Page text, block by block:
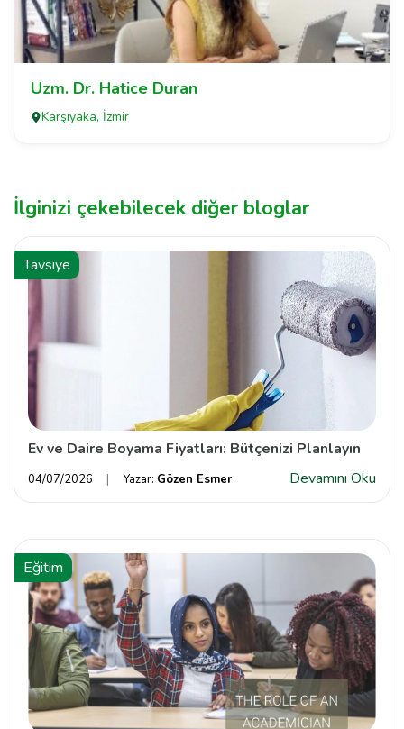
Uzm. Dr. Hatice Duran
Karşıyaka, İzmir
İlginizi çekebilecek diğer bloglar
Tavsiye
Ev ve Daire Boyama Fiyatları: Bütçenizi Planlayın
04/07/2026 Yazar: Gözen Esmer Devamını Oku
Eğitim